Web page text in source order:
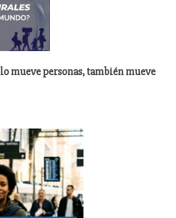
mueve personas, también mueve